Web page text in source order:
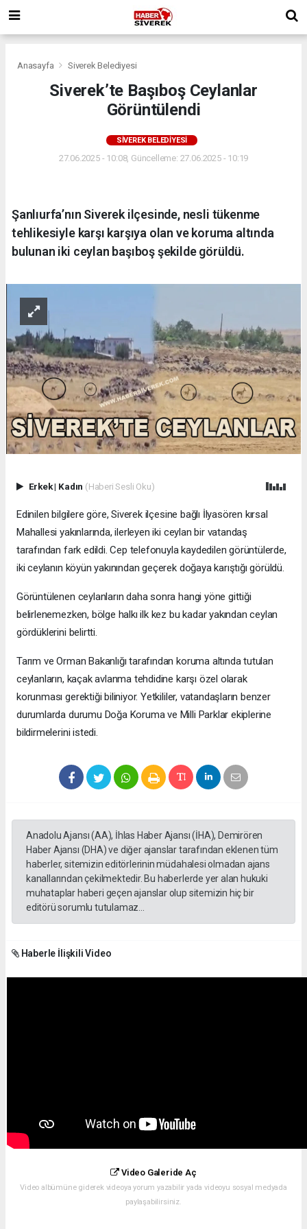
Anasayfa Siverek Belediyesi
Siverek’te Başıboş Ceylanlar
Görüntülendi
SIVEREK BELEDIYESI
27.06.2025 - 10:08, Güncelleme: 27.06.2025 - 10:19
Şanlıurfa’nın Siverek ilçesinde, nesli tükenme
tehlikesiyle karşı karşıya olan ve koruma altında
bulunan iki ceylan başıboş şekilde görüldü.
Erkek| Kadın (Haberi Sesli Oku)
Edinilen bilgilere göre, Siverek ilçesine bağlı İlyasören kırsal
Mahallesi yakınlarında, ilerleyen iki ceylan bir vatandaş
tarafından fark edildi. Cep telefonuyla kaydedilen görüntülerde,
iki ceylanın köyün yakınından geçerek doğaya karıştığı görüldü.
Görüntülenen ceylanların daha sonra hangi yöne gittiği
belirlenemezken, bölge halkı ilk kez bu kadar yakından ceylan
gördüklerini belirtti.
Tarım ve Orman Bakanlığı tarafından koruma altında tutulan
ceylanların, kaçak avlanma tehdidine karşı özel olarak
korunması gerektiği biliniyor. Yetkililer, vatandaşların benzer
durumlarda durumu Doğa Koruma ve Milli Parklar ekiplerine
bildirmelerini istedi.
Anadolu Ajansı (AA), İhlas Haber Ajansı (İHA), Demirören
Haber Ajansı (DHA) ve diğer ajanslar tarafından eklenen tüm
haberler, sitemizin editörlerinin müdahalesi olmadan ajans
kanallarından çekilmektedir. Bu haberlerde yer alan hukuki
muhataplar haberi geçen ajanslar olup sitemizin hiç bir
editörü sorumlu tutulamaz...
Haberle İlişkili Video
Video Galeride Aç
Video albümüne giderek videoya yorum yazabilir yada videoyu sosyal medyada
paylaşabilirsiniz.